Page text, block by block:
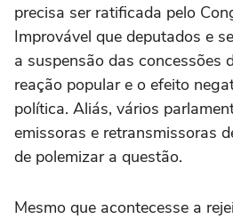
precisa ser ratificada pelo
Improvável que deputados e
a suspensão das concessões
reação popular e o efeito
política. Aliás, vários
emissoras e retransmissoras
de polemizar a questão.
Mesmo que acontecesse a